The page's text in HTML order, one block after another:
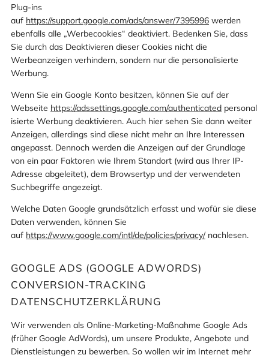
Plug-ins
auf https://support.google.com/ads/answer/7395996 werden
ebenfalls alle „Werbecookies“ deaktiviert. Bedenken Sie, dass
Sie durch das Deaktivieren dieser Cookies nicht die
Werbeanzeigen verhindern, sondern nur die personalisierte
Werbung.
Wenn Sie ein Google Konto besitzen, können Sie auf der
Webseite https://adssettings.google.com/authenticated personal
isierte Werbung deaktivieren. Auch hier sehen Sie dann weiter
Anzeigen, allerdings sind diese nicht mehr an Ihre Interessen
angepasst. Dennoch werden die Anzeigen auf der Grundlage
von ein paar Faktoren wie Ihrem Standort (wird aus Ihrer IP-
Adresse abgeleitet), dem Browsertyp und der verwendeten
Suchbegriffe angezeigt.
Welche Daten Google grundsätzlich erfasst und wofür sie diese
Daten verwenden, können Sie
auf https://www.google.com/intl/de/policies/privacy/nachlesen.
GOOGLE ADS (GOOGLE ADWORDS)
CONVERSION-TRACKING
DATENSCHUTZERKLÄRUNG
Wir verwenden als Online-Marketing-Maßnahme Google Ads
(früher Google AdWords), um unsere Produkte, Angebote und
Dienstleistungen zu bewerben. So wollen wir im Internet mehr